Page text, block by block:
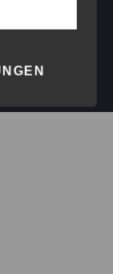
darf leicht